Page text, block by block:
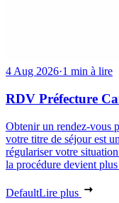
4 Aug 2026·1 min à lire
RDV Préfecture
Obtenir un rendez-vous
votre titre de séjour est
régulariser votre
la procédure devient
DefaultLire plus